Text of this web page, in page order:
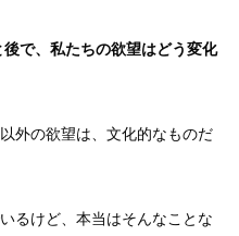
で、私たちの欲望はどう変化
外の欲望は、文化的なものだ
るけど、本当はそんなことな